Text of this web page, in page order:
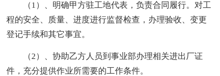
（1）、明确甲方驻工地代表，负责合同履行。对工
程的安全、质量、进度进行监督检查，办理验收、变更
登记手续和其它事宜。
（2）、协助乙方人员到事业部办理相关进出厂证
件，充分提供作业所需要的工作条件。